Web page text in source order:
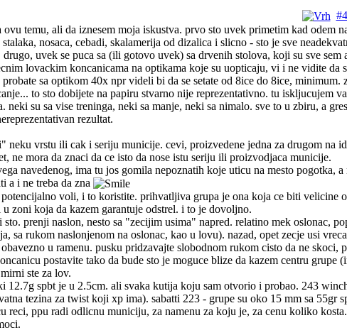
ovu temu, ali da iznesem moja iskustva. prvo sto uvek primetim kad odem
nosaca, cebadi, skalamerija od dizalica i slicno - sto je sve
uvek se puca sa (ili gotovo uvek) sa drvenih stolova, koji su sve sem
lovackim koncanicama na optikama koje su uopticaju, vi i ne vidite da
sa optikom 40x npr videli bi da se setate od 8ice do 8ice, minimum.
to sto dobijete na papiru stvarno nije reprezentativno. tu iskljucujem
su sa vise treninga, neki sa manje, neki sa nimalo. sve to u zbiru, a
rezultat.
neku vrstu ili cak i seriju municije. cevi, proizvedene jedna za drugom na
ne mora da znaci da ce isto da nose istu seriju ili proizvodjaca municije.
navedenog, ima tu jos gomila nepoznatih koje uticu na mesto pogotka,
a i ne treba da zna
voli, i to koristite. prihvatljiva grupa je ona koja ce biti velicine
zoni koja da kazem garantuje odstrel. i to je dovoljno.
sto. prenji naslon, nesto sa "zecijim usima" napred. relatino mek oslonac,
sa rukom naslonjenom na oslonac, kao u lovu). nazad, opet zecje usi
u ramenu. pusku pridzavajte slobodnom rukom cisto da ne skoci,
postavite tako da bude sto je moguce blize da kazem centru grupe
ste za lov.
12.7g spbt je u 2.5cm. ali svaka kutija koju sam otvorio i probao. 243
tezina za twist koji xp ima). sabatti 223 - grupe su oko 15 mm sa 55gr
reci, ppu radi odlicnu municiju, za namenu za koju je, za cenu koliko kosta.